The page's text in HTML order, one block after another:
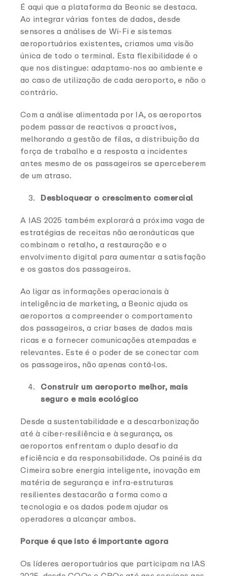
É aqui que a plataforma da Beonic se destaca.
Ao integrar várias fontes de dados, desde
sensores a análises de Wi-Fi e sistemas
aeroportuários existentes, criamos uma visão
única de todo o terminal. Esta flexibilidade é o
que nos distingue: adaptamo-nos ao ambiente e
ao caso de utilização de cada aeroporto, e não o
contrário.
Com a análise alimentada por IA, os aeroportos
podem passar de reactivos a proactivos,
melhorando a gestão de filas, a distribuição da
força de trabalho e a resposta a incidentes
antes mesmo de os passageiros se aperceberem
de um atraso.
Desbloquear o crescimento comercial
A IAS 2025 também explorará a próxima vaga de
estratégias de receitas não aeronáuticas que
combinam o retalho, a restauração e o
envolvimento digital para aumentar a satisfação
e os gastos dos passageiros.
Ao ligar as informações operacionais à
inteligência de marketing, a Beonic ajuda os
aeroportos a compreender o comportamento
dos passageiros, a criar bases de dados mais
ricas e a fornecer comunicações atempadas e
relevantes. Este é o poder de se conectar com
os passageiros, não apenas contá-los.
Construir um aeroporto melhor, mais
seguro e mais ecológico
Desde a sustentabilidade e a descarbonização
até à ciber-resiliência e à segurança, os
aeroportos enfrentam o duplo desafio da
eficiência e da responsabilidade. Os painéis da
Cimeira sobre energia inteligente, inovação em
matéria de segurança e infra-estruturas
resilientes destacarão a forma como a
tecnologia e os dados podem ajudar os
operadores a alcançar ambos.
Porque é que isto é importante agora
Os líderes aeroportuários que participam na IAS